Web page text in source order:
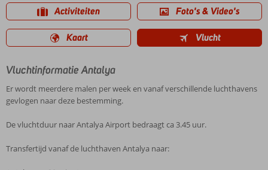
Activiteiten Foto's & Video's
Kaart Vlucht
Vluchtinformatie Antalya
Er wordt meerdere malen per week en vanaf verschillende luchthavens
gevlogen naar deze bestemming.
De vluchtduur naar Antalya Airport bedraagt ca 3.45 uur.
Transfertijd vanaf de luchthaven Antalya naar: